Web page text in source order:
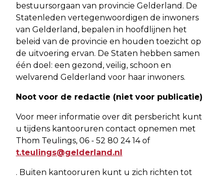
bestuursorgaan van provincie Gelderland. De
Statenleden vertegenwoordigen de inwoners
van Gelderland, bepalen in hoofdlijnen het
beleid van de provincie en houden toezicht op
de uitvoering ervan. De Staten hebben samen
één doel: een gezond, veilig, schoon en
welvarend Gelderland voor haar inwoners.
Noot voor de redactie (niet voor publicatie)
Voor meer informatie over dit persbericht kunt
u tijdens kantooruren contact opnemen met
Thom Teulings, 06 - 52 80 24 14 of
t.teulings@gelderland.nl
. Buiten kantooruren kunt u zich richten tot